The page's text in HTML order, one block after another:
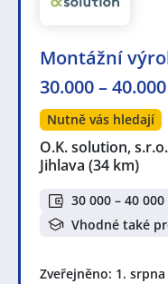
Montážní
30.000 –
Nutně vás hledají
O.K. solution, s.r.o.
Jihlava (34 km)
30 000 – 40 000
Vhodné také
Zveřejněno: 1. srpna